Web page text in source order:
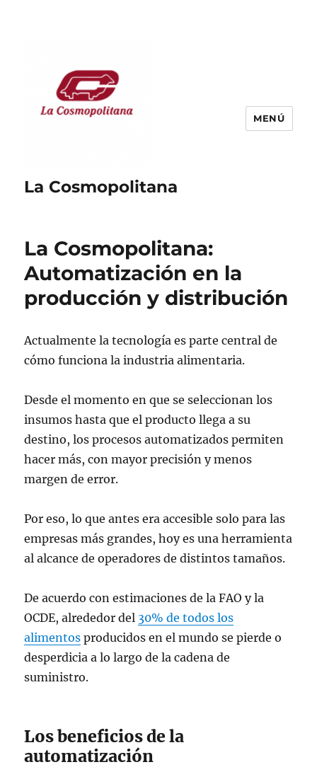
La Cosmopolitana
MENÚ
La Cosmopolitana:
Automatización en la
producción y distribución
Actualmente la tecnología es parte central de
cómo funciona la industria alimentaria.
Desde el momento en que se seleccionan los
insumos hasta que el producto llega a su
destino, los procesos automatizados permiten
hacer más, con mayor precisión y menos
margen de error.
Por eso, lo que antes era accesible solo para las
empresas más grandes, hoy es una herramienta
al alcance de operadores de distintos tamaños.
De acuerdo con estimaciones de la FAO y la
OCDE, alrededor del 30% de todos los
alimentos producidos en el mundo se pierde o
desperdicia a lo largo de la cadena de
suministro.
Los beneficios de la
automatización